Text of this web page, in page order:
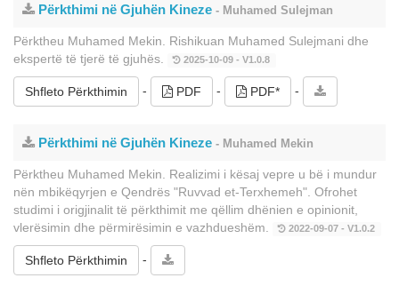
Përkthimi në Gjuhën Kineze - Muhamed Sulejman
Përktheu Muhamed Mekin. Rishikuan Muhamed Sulejmani dhe
ekspertë të tjerë të gjuhës.
2025-10-09 - V1.0.8
Shfleto Përkthimin - PDF - PDF* -
Përkthimi në Gjuhën Kineze - Muhamed Mekin
Përktheu Muhamed Mekin. Realizimi i kësaj vepre u bë i mundur
nën mbikëqyrjen e Qendrës "Ruvvad et-Terxhemeh". Ofrohet
studimi i origjinalit të përkthimit me qëllim dhënien e opinionit,
vlerësimin dhe përmirësimin e vazhdueshëm.
2022-09-07 - V1.0.2
Shfleto Përkthimin -